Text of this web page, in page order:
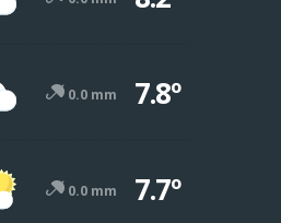
0.0 mm 7.8º
0.0 mm 7.7º